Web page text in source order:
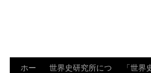
ホー
世界史研究所につ
「世界